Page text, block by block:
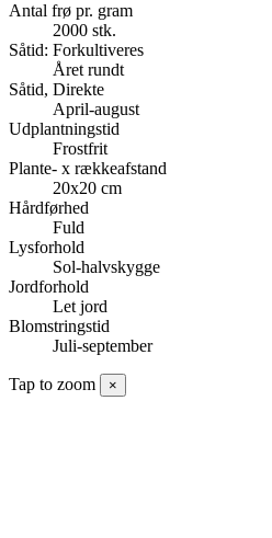
Antal frø pr. gram
2000 stk.
Såtid: Forkultiveres
Året rundt
Såtid, Direkte
April-august
Udplantningstid
Frostfrit
Plante- x rækkeafstand
20x20 cm
Hårdførhed
Fuld
Lysforhold
Sol-halvskygge
Jordforhold
Let jord
Blomstringstid
Juli-september
Tap to zoom ×